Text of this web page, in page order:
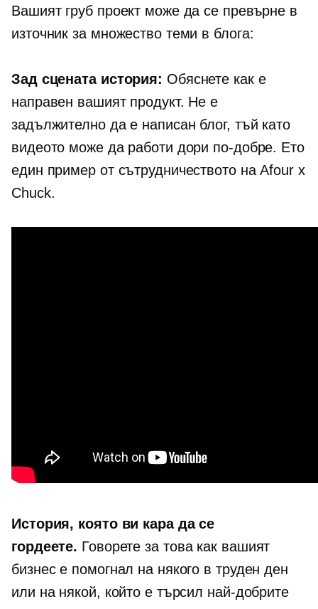
Вашият груб проект може да се превърне в
източник за множество теми в блога:
Зад сценатаистория: Обяснете как е
направен вашият продукт. Не е
задължително да е написан блог, тъй като
видеото може да работи дори по-добре. Ето
един пример от сътрудничеството на Afour x
Chuck.
История, която ви кара да се
гордеете. Говорете за това как вашият
бизнес е помогнал на някого в труден ден
или на някой, който е търсил най-добрите